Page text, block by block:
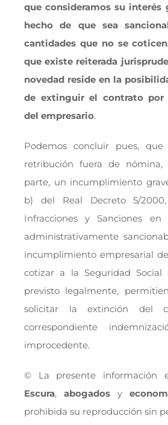
que consideramos su interés
hecho de que sea
cantidades que no se
que existe reiterada
novedad reside en la
de extinguir el contrato por
del empresario.
Podemos concluir pues,
retribución fuera de nómina,
parte, un incumplimiento
b) del Real Decreto 5/
Infracciones y Sanciones
administrativamente
incumplimiento empresarial
cotizar a la Seguridad
previsto legalmente,
solicitar la extinción del
correspondiente
improcedente.
© La presente información
Escura, abogados y
prohibida su reproducción sin